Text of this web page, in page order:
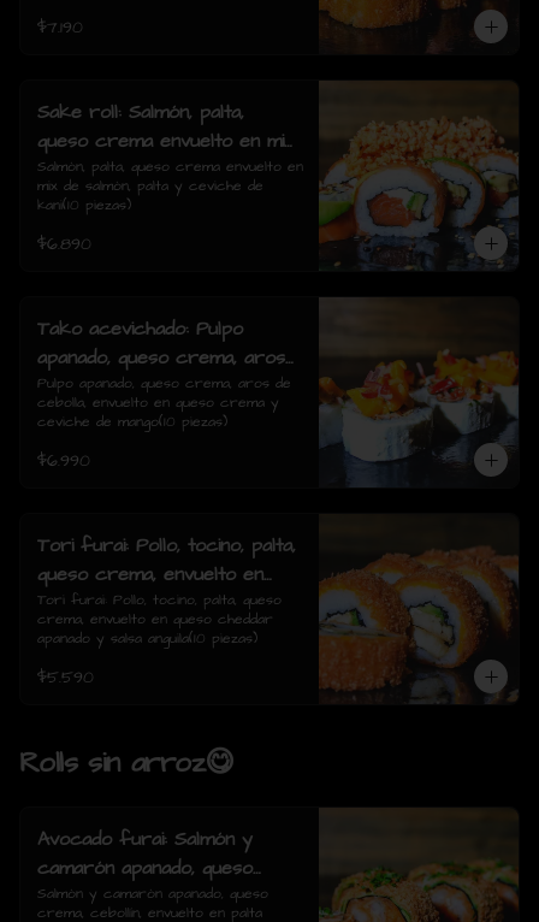
$7.190
Sake roll: Salmón, palta,
queso crema envuelto en mix
de salmón, palta y ceviche de
kani(10 piezas)
Salmón, palta, queso crema envuelto en
mix de salmón, palta y ceviche de
kani(10 piezas)
$6.890
Tako acevichado: Pulpo
apanado, queso crema, aros
de cebolla, envuelto en queso
crema y ceviche de mango(10
Pulpo apanado, queso crema, aros de
cebolla, envuelto en queso crema y
ceviche de mango(10 piezas)
$6.990
Tori furai: Pollo, tocino, palta,
queso crema, envuelto en
queso cheddar apanado y
salsa anguila(10 piezas)
Tori furai: Pollo, tocino, palta, queso
crema, envuelto en queso cheddar
apanado y salsa anguila(10 piezas)
$5.590
Rolls sin arroz😋
Avocado furai: Salmón y
camarón apanado, queso
crema, cebollín, envuelto en
Salmón y camarón apanado, queso
crema, cebollín, envuelto en palta